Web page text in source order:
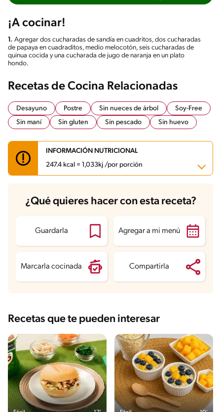
¡A cocinar!
1. Agregar dos cucharadas de sandía en cuadritos, dos cucharadas
de papaya en cuadraditos, medio melocotón, seis cucharadas de
quinua cocida y una cucharada de jugo de naranja en un plato
hondo.
Recetas de Cocina Relacionadas
Desayuno Postre Sin nueces de árbol
Soy-Free
Sin maní
Sin gluten Sin pescado Sin huevo
INFORMACIÓN NUTRICIONAL
247.4 kcal = 1,033kj /por porción
Carbohidratos
48.4 g
Energía 247.4 kcal
Proteína
Grasas saturadas 0.4 g
Sodio 14.1 mg
¿Qué quieres hacer con esta receta?
Guardarla Agregar a mi menú
Marcarla cocinada Compartirla
Recetas que te pueden interesar